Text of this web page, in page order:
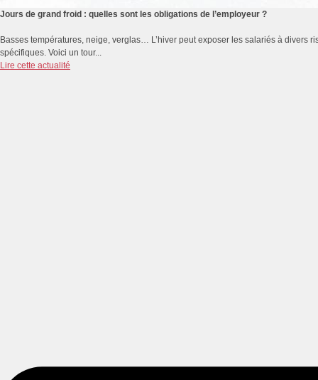
Jours de grand froid : quelles sont les obligations de l’employeur ?
Basses températures, neige, verglas… L’hiver peut exposer les salariés à divers
spécifiques. Voici un tour...
Lire cette actualité